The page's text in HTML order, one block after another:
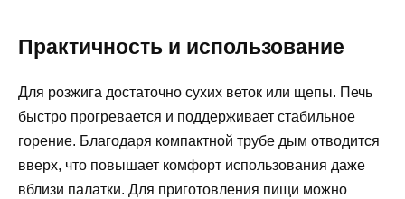
Практичность и использование
Для розжига достаточно сухих веток или щепы. Печь
быстро прогревается и поддерживает стабильное
горение. Благодаря компактной трубе дым отводится
вверх, что повышает комфорт использования даже
вблизи палатки. Для приготовления пищи можно